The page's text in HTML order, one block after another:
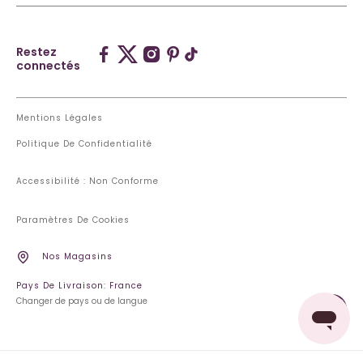
Restez
connectés
Mentions Légales
Politique De Confidentialité
Accessibilité : Non Conforme
Paramètres De Cookies
Nos Magasins
Pays De Livraison: France
Changer de pays ou de langue